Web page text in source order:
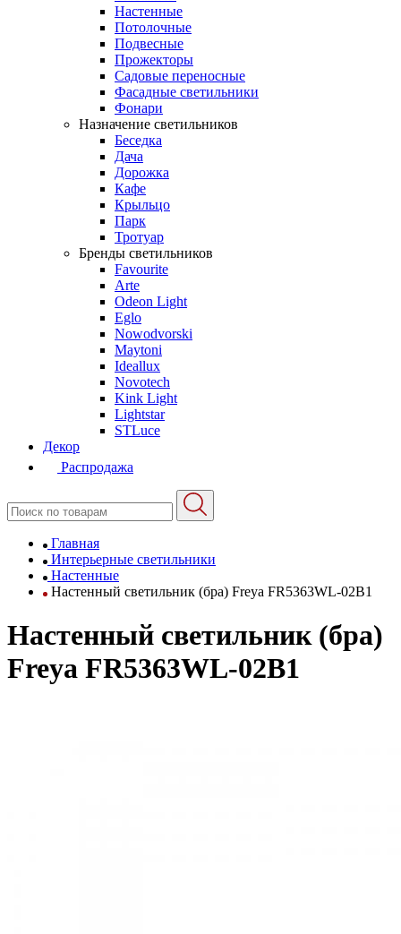
Настенные
Потолочные
Подвесные
Прожекторы
Садовые переносные
Фасадные светильники
Фонари
Назначение светильников
Беседка
Дача
Дорожка
Кафе
Крыльцо
Парк
Тротуар
Бренды светильников
Favourite
Arte
Odeon Light
Eglo
Nowodvorski
Maytoni
Ideallux
Novotech
Kink Light
Lightstar
STLuce
Декор
Распродажа
Главная
Интерьерные светильники
Настенные
Настенный светильник (бра) Freya FR5363WL-02B1
Настенный светильник (бра)
Freya FR5363WL-02B1